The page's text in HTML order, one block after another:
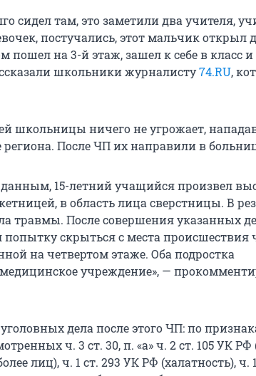
сидел там, это заметили два учителя,
постучались, этот мальчик открыл
пошел на 3-й этаж, зашел к себе в класс
школьники журналисту74.RU,
школьницы ничего не угрожает,
После ЧП их направили в
15-летний учащийся произвел
в область лица сверстницы. В
травмы. После совершения указанных
скрыться с места происшествия
на четвертом этаже. Оба подростка
учреждение», —
дела после этого ЧП: по
ч. 3 ст. 30, п. «а» ч. 2 ст. 105 УК
лиц), ч. 1 ст. 293 УК РФ (халатность), ч.